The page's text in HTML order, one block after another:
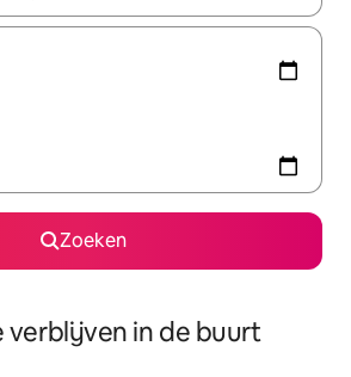
Zoeken
verblijven in de buurt